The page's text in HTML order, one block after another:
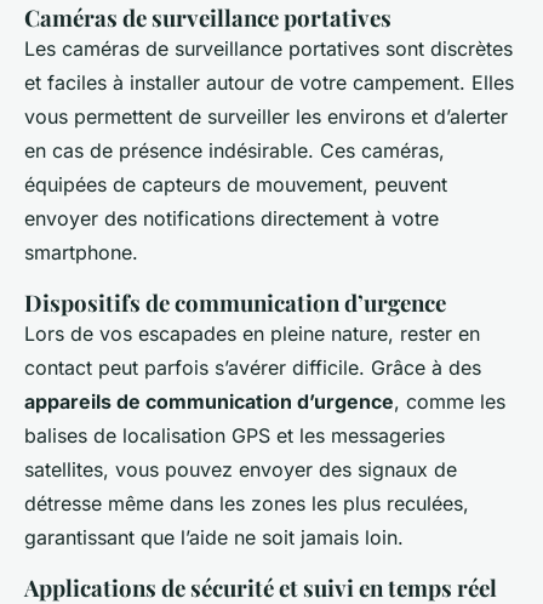
Caméras de surveillance portatives
Les caméras de surveillance portatives sont discrètes
et faciles à installer autour de votre campement. Elles
vous permettent de surveiller les environs et d’alerter
en cas de présence indésirable. Ces caméras,
équipées de capteurs de mouvement, peuvent
envoyer des notifications directement à votre
smartphone.
Dispositifs de communication d’urgence
Lors de vos escapades en pleine nature, rester en
contact peut parfois s’avérer difficile. Grâce à des
appareils de communication d’urgence, comme les
balises de localisation GPS et les messageries
satellites, vous pouvez envoyer des signaux de
détresse même dans les zones les plus reculées,
garantissant que l’aide ne soit jamais loin.
Applications de sécurité et suivi en temps réel